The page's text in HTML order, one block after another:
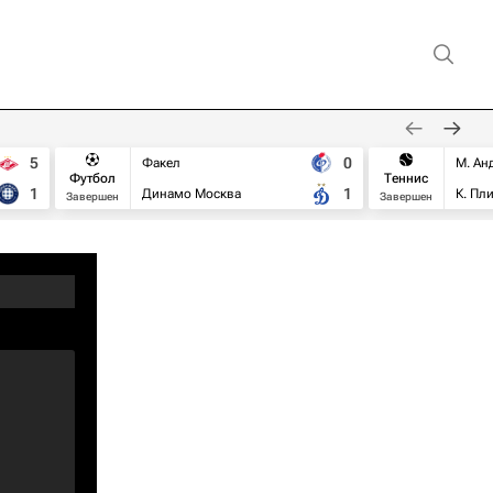
5
1
Футбол
Завершен
Факел
Динамо Москва
0
1
Теннис
Завершен
М.
К.